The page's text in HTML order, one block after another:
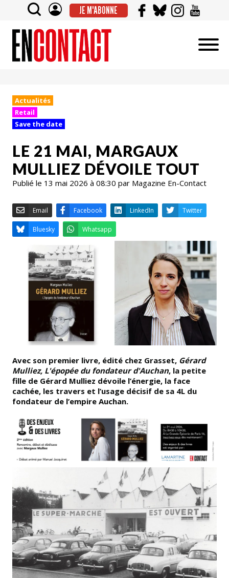
JE M'ABONNE
Actualités
Retail
Save the date
LE 21 MAI, MARGAUX
MULLIEZ DÉVOILE TOUT
Publié le 13 mai 2026 à 08:30 par Magazine En-Contact
Email Facebook LinkedIn
Bluesky
Avec son premier livre, édité chez Grasset, Gérard
Mulliez, L'épopée du fondateur d'Auchan, la petite
fille de Gérard Mulliez dévoile l’énergie, la face
cachée, les travers et l’usage décisif de sa 4L du
fondateur de l’empire Auchan.